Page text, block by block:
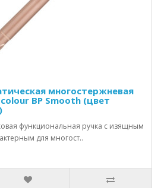
многостержневая
BP Smooth (цвет
функциональная ручка с изящным
для многост..